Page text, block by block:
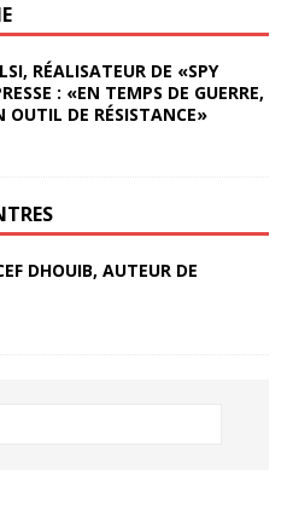
RÉALISATEUR DE «SPY
: «EN TEMPS DE GUERRE,
OUTIL DE RÉSISTANCE»
DHOUIB, AUTEUR DE